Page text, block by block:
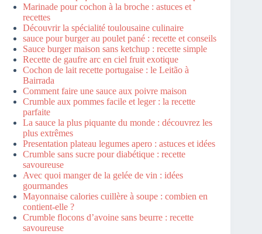
Marinade pour cochon à la broche : astuces et
recettes
Découvrir la spécialité toulousaine culinaire
sauce pour burger au poulet pané : recette et conseils
Sauce burger maison sans ketchup : recette simple
Recette de gaufre arc en ciel fruit exotique
Cochon de lait recette portugaise : le Leitão à
Bairrada
Comment faire une sauce aux poivre maison
Crumble aux pommes facile et leger : la recette
parfaite
La sauce la plus piquante du monde : découvrez les
plus extrêmes
Presentation plateau legumes apero : astuces et idées
Crumble sans sucre pour diabétique : recette
savoureuse
Avec quoi manger de la gelée de vin : idées
gourmandes
Mayonnaise calories cuillère à soupe : combien en
contient-elle ?
Crumble flocons d’avoine sans beurre : recette
savoureuse